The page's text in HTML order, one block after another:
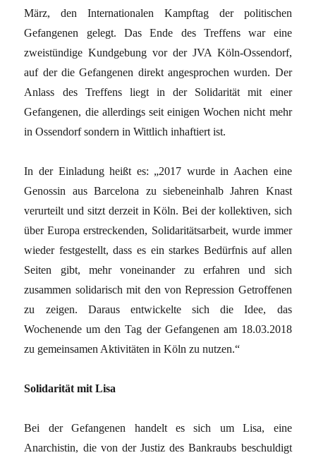
März, den Internationalen Kampftag der politischen
Gefangenen gelegt. Das Ende des Treffens war eine
zweistündige Kundgebung vor der JVA Köln-Ossendorf,
auf der die Gefangenen direkt angesprochen wurden. Der
Anlass des Treffens liegt in der Solidarität mit einer
Gefangenen, die allerdings seit einigen Wochen nicht mehr
in Ossendorf sondern in Wittlich inhaftiert ist.
In der Einladung heißt es: „2017 wurde in Aachen eine
Genossin aus Barcelona zu siebeneinhalb Jahren Knast
verurteilt und sitzt derzeit in Köln. Bei der kollektiven, sich
über Europa erstreckenden, Solidaritätsarbeit, wurde immer
wieder festgestellt, dass es ein starkes Bedürfnis auf allen
Seiten gibt, mehr voneinander zu erfahren und sich
zusammen solidarisch mit den von Repression Getroffenen
zu zeigen. Daraus entwickelte sich die Idee, das
Wochenende um den Tag der Gefangenen am 18.03.2018
zu gemeinsamen Aktivitäten in Köln zu nutzen.“
Solidarität mit Lisa
Bei der Gefangenen handelt es sich um Lisa, eine
Anarchistin, die von der Justiz des Bankraubs beschuldigt